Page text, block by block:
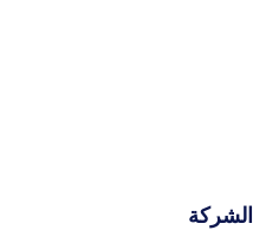
الشركة